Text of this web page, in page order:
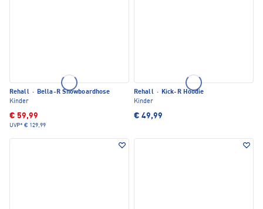
Rehall · Bella-R Snowboardhose
Kinder
€ 59,99
UVP* € 129,99
Rehall · Kick-R Hoodie
Kinder
€ 49,99